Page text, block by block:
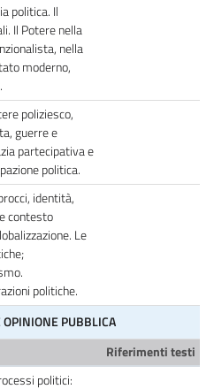
politica. Il
Il Potere nella
nella
moderno,
poliziesco,
guerre e
partecipativa e
politica.
identità,
contesto
Le
politiche.
PUBBLICA
Riferimenti testi
politici: